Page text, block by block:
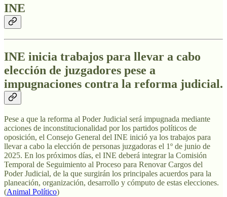
INE
INE inicia trabajos para llevar a cabo
elección de juzgadores pese a
impugnaciones contra la reforma judicial.
Pese a que la reforma al Poder Judicial será impugnada mediante
acciones de inconstitucionalidad por los partidos políticos de
oposición, el Consejo General del INE inició ya los trabajos para
llevar a cabo la elección de personas juzgadoras el 1º de junio de
2025. En los próximos días, el INE deberá integrar la Comisión
Temporal de Seguimiento al Proceso para Renovar Cargos del
Poder Judicial, de la que surgirán los principales acuerdos para la
planeación, organización, desarrollo y cómputo de estas elecciones.
(Animal Político)